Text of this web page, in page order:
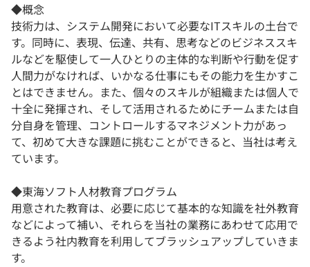
◆概念
技術力は、システム開発において必要なITスキルの土台で
す。同時に、表現、伝達、共有、思考などのビジネススキ
ルなどを駆使して一人ひとりの主体的な判断や行動を促す
人間力がなければ、いかなる仕事にもその能力を生かすこ
とはできません。また、個々のスキルが組織または個人で
十全に発揮され、そして活用されるためにチームまたは自
分自身を管理、コントロールするマネジメント力があっ
て、初めて大きな課題に挑むことができると、当社は考え
ています。
◆東海ソフト人材教育プログラム
用意された教育は、必要に応じて基本的な知識を社外教育
などによって補い、それらを当社の業務にあわせて応用で
きるよう社内教育を利用してブラッシュアップしていきま
す。